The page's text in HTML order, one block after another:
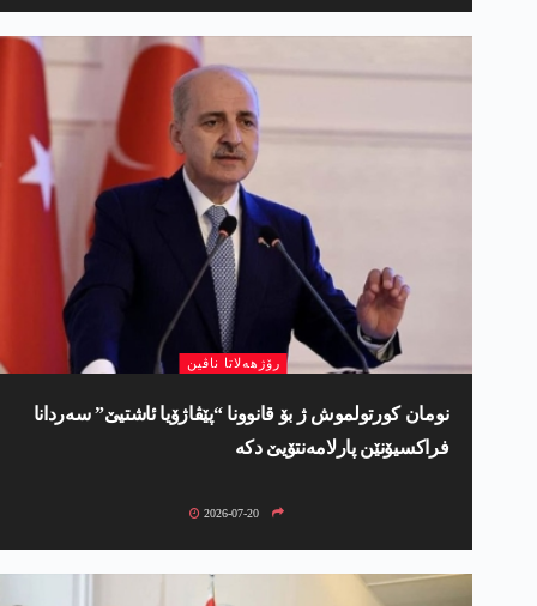
رۆژھەلاتا ناڤین
نومان کورتولموش ژ بۆ قانوونا “پێڤاژۆیا ئاشتیێ” سەردانا
فراکسیۆنێن پارلامەنتۆیێ دکە
2026-07-20